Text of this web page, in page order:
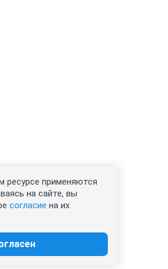
ресурсе применяются
на сайте, вы
согласие на их